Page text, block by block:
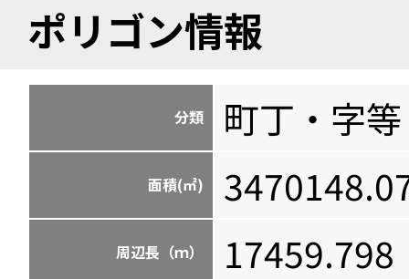
ポリゴン情報
分類 町丁・字等
面積(㎡)
周辺長（ｍ） 17459.798